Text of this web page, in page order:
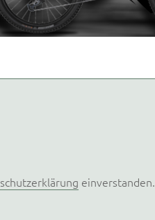
einverstanden.